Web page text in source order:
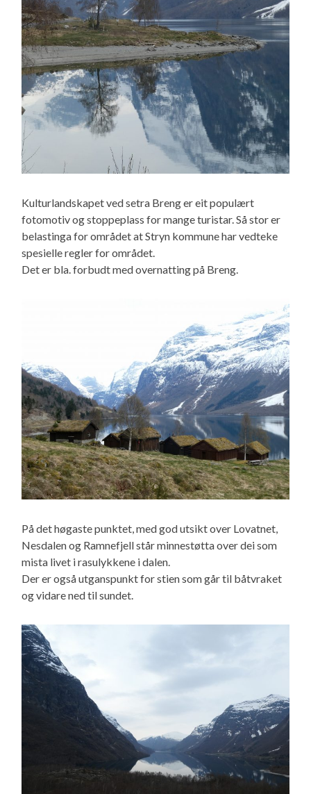
Kulturlandskapet ved setra Breng er eit populært
fotomotiv og stoppeplass for mange turistar. Så stor er
belastinga for området at Stryn kommune har vedteke
spesielle regler for området.
Det er bla. forbudt med overnatting på Breng.
På det høgaste punktet, med god utsikt over Lovatnet,
Nesdalen og Ramnefjell står minnestøtta over dei som
mista livet i rasulykkene i dalen.
Der er også utganspunkt for stien som går til båtvraket
og vidare ned til sundet.